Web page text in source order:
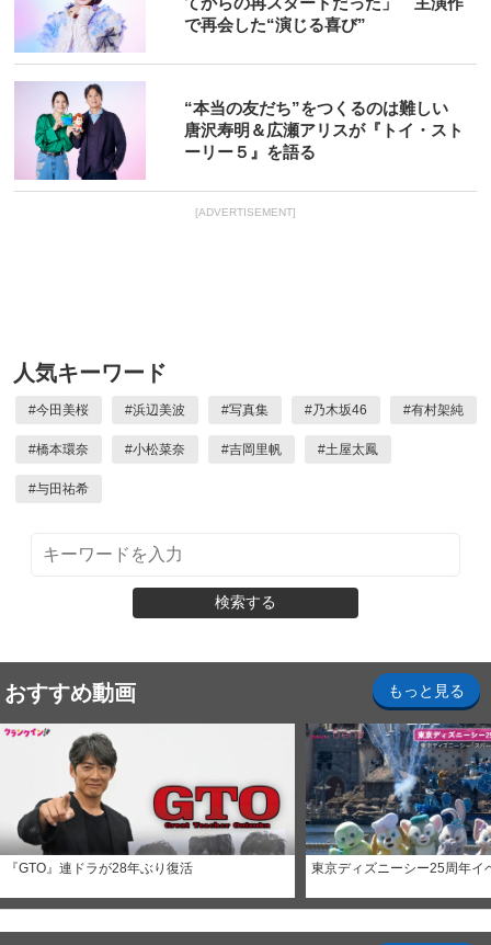
で再会した“演じる喜び”
“本当の友だち”をつくるのは難しい
唐沢寿明＆広瀬アリスが『トイ・スト
ーリー５』を語る
[ADVERTISEMENT]
人気キーワード
#今田美桜 #浜辺美波 #写真集 #乃木坂46 #有村架純
#橋本環奈 #小松菜奈 #吉岡里帆 #土屋太鳳
#与田祐希
検索する
おすすめ動画 もっと見る
『GTO』連ドラが28年ぶり復活 東京ディズニーシー25周年イ